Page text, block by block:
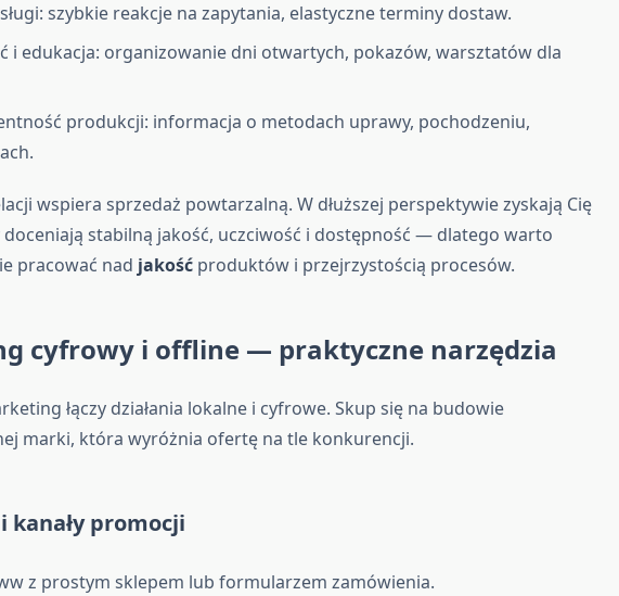
szybkie reakcje na zapytania, elastyczne terminy dostaw.
i edukacja: organizowanie dni otwartych, pokazów, warsztatów dla
produkcji: informacja o metodach uprawy, pochodzeniu,
wspiera sprzedaż powtarzalną. W dłuższej perspektywie zyskają Cię
stabilną jakość, uczciwość i dostępność — dlatego warto
pracować nad jakość produktów i przejrzystością procesów.
cyfrowy i offline — praktyczne narzędzia
łączy działania lokalne i cyfrowe. Skup się na budowie
marki, która wyróżnia ofertę na tle konkurencji.
kanały promocji
z prostym sklepem lub formularzem zamówienia.